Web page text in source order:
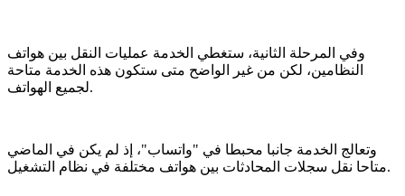
وفي المرحلة الثانية، ستغطي الخدمة عمليات النقل بين هواتف
النظامين، لكن من غير الواضح متى ستكون هذه الخدمة متاحة
لجميع الهواتف.
وتعالج الخدمة جانبا محبطا في "واتساب"، إذ لم يكن في الماضي
متاحا نقل سجلات المحادثات بين هواتف مختلفة في نظام التشغيل.